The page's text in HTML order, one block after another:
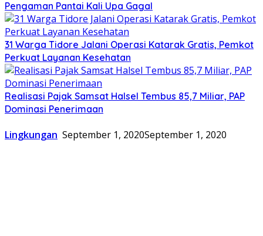
Pengaman Pantai Kali Upa Gagal
31 Warga Tidore Jalani Operasi Katarak Gratis, Pemkot
Perkuat Layanan Kesehatan
Realisasi Pajak Samsat Halsel Tembus 85,7 Miliar, PAP
Dominasi Penerimaan
Lingkungan September 1, 2020September 1, 2020